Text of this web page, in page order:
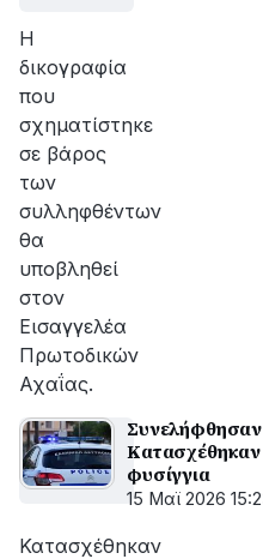
Η
δικογραφία
που
σχηματίστηκε
σε βάρος
των
συλληφθέντων
θα
υποβληθεί
στον
Εισαγγελέα
Πρωτοδικών
Αχαΐας.
Συνελήφθησαν
φυσίγγια
15 Μαϊ 2026
Κατασχέθηκαν